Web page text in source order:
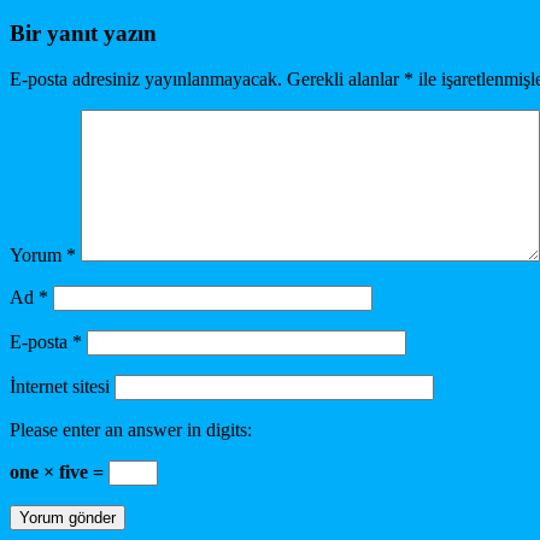
Bir yanıt yazın
E-posta adresiniz yayınlanmayacak. Gerekli alanlar * ile
Yorum *
Ad *
E-posta *
İnternet sitesi
Please enter an answer in digits:
one × five =